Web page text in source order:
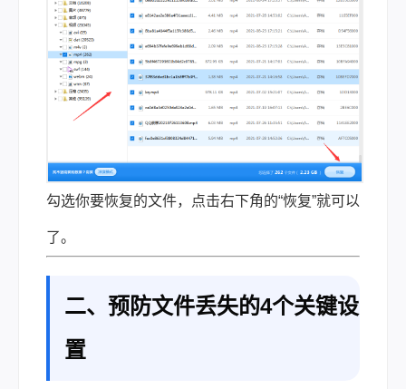
勾选你要恢复的文件，点击右下角的“恢复”就可以
了。
二、预防文件丢失的4个关键设
置